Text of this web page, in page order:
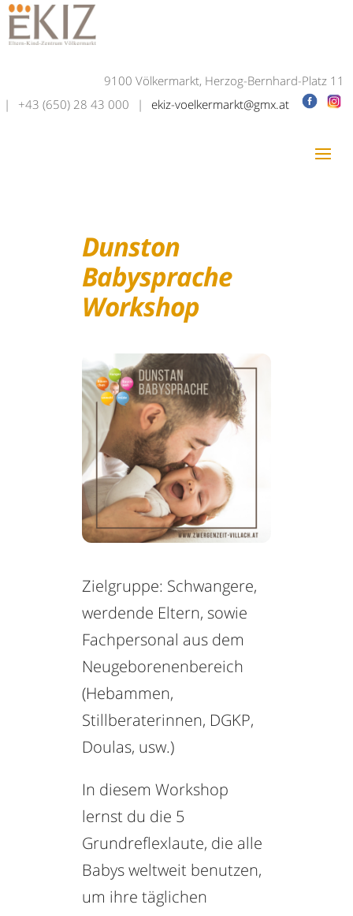
9100 Völkermarkt, Herzog-Bernhard-Platz 11
|
+43 (650) 28 43 000 | ekiz-voelkermarkt@gmx.at
Dunston
Babysprache
Workshop
Zielgruppe: Schwangere,
werdende Eltern, sowie
Fachpersonal aus dem
Neugeborenenbereich
(Hebammen,
Stillberaterinnen, DGKP,
Doulas, usw.)
In diesem Workshop
lernst du die 5
Grundreflexlaute, die alle
Babys weltweit benutzen,
um ihre täglichen